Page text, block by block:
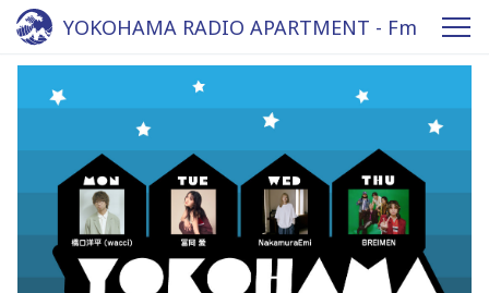
YOKOHAMA RADIO APARTMENT - Fm
yokohama 84.7